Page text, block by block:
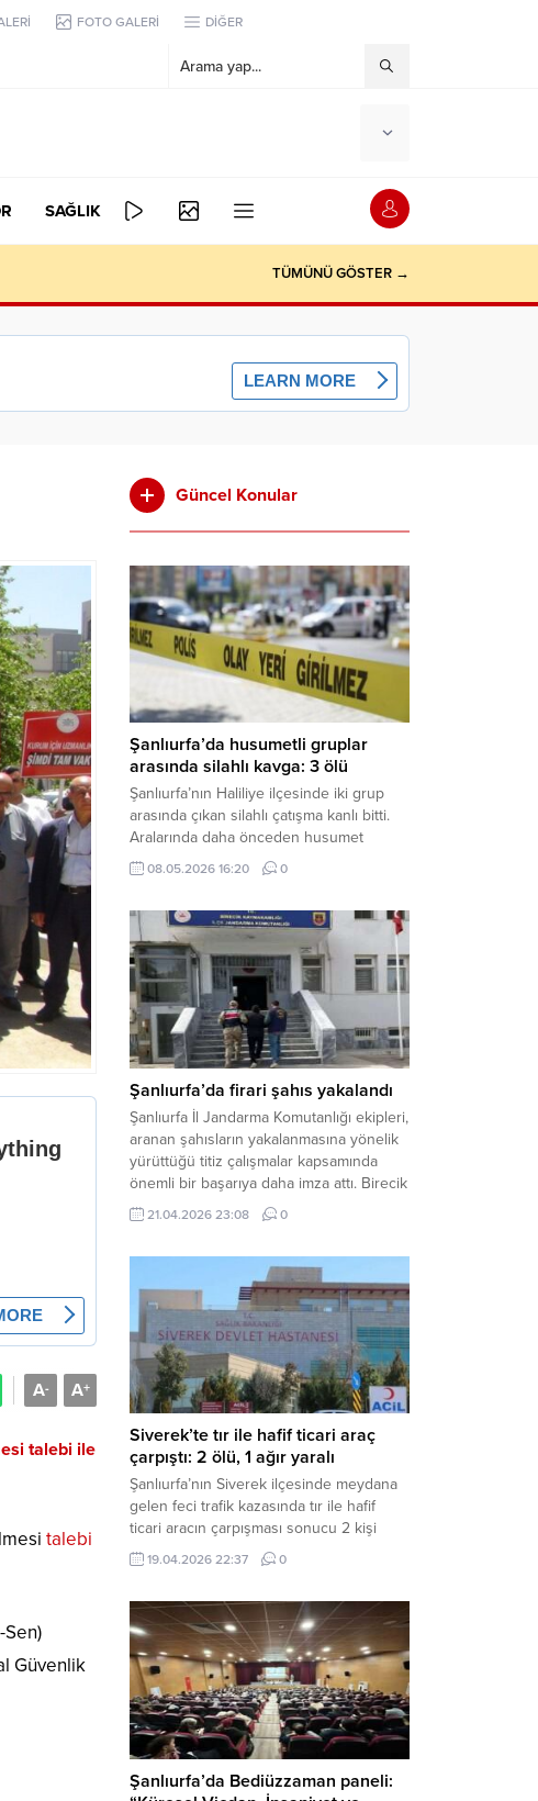
FOTO GALERİ DİĞER
SAĞLIK
TÜMÜNÜ GÖSTER →
A+
A-
talebi ile
talebi
Sen)
Güvenlik
Güncel Konular
Şanlıurfa’da husumetli gruplar
arasında silahlı kavga: 3 ölü
Şanlıurfa’nın Haliliye ilçesinde iki grup
arasında çıkan silahlı çatışma kanlı bitti.
Aralarında daha önceden husumet
olduğu öğrenilen tarafların kavgası
neticesinde 3 kişi olay yerinde yaşamını
ilçesine bağlı kırsal Konaç Mahallesi’nde
meydana geldi. Edinilen bilgilere göre,
aralarında husumet bulunan iki grup
arasında henüz belirlenemeyen bir...
08.05.2026 16:20 0
Şanlıurfa’da firari şahıs yakalandı
Şanlıurfa İl Jandarma Komutanlığı ekipleri,
aranan şahısların yakalanmasına yönelik
yürüttüğü titiz çalışmalar kapsamında
önemli bir başarıya daha imza attı. Birecik
ilçesinde düzenlenen operasyonla,
hakkında kesinleşmiş hapis cezası
teslim edildi. Haber Merkezi – Şanlıurfa
Valiliği İl Basın ve Halkla İlişkiler
Müdürlüğü tarafından yapılan açıklamaya
göre; İl...
21.04.2026 23:08 0
Siverek’te tır ile hafif ticari araç
çarpıştı: 2 ölü, 1 ağır yaralı
Şanlıurfa’nın Siverek ilçesinde meydana
gelen feci trafik kazasında tır ile hafif
ticari aracın çarpışması sonucu 2 kişi
yaşamını yitirdi, 1 kişi ise ağır yaralandı.
Haber Merkezi – Siverek-Adıyaman kara
çarpışması sonucu meydana gelen
kazada can pazarı yaşandı. Kafa Kafaya
Çarpıştılar Edinilen bilgilere göre,
Hüseyin Çelik (29)...
19.04.2026 22:37 0
Şanlıurfa’da Bediüzzaman paneli: